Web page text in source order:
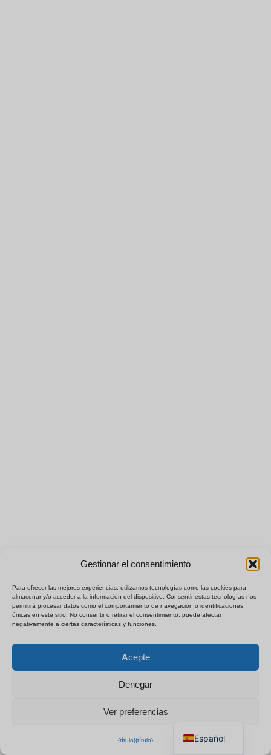
Gestionar el consentimiento
Para ofrecer las mejores experiencias, utilizamos tecnologías como las cookies para
almacenar y/o acceder a la información del dispositivo. Consentir estas tecnologías nos
permitirá procesar datos como el comportamiento de navegación o identificaciones
únicas en este sitio. No consentir o retirar el consentimiento, puede afectar
negativamente a ciertas características y funciones.
Acepte
Denegar
Ver preferencias
{título}{título}
×
Obtener lista de precios B2B
Chat para cotización
Español